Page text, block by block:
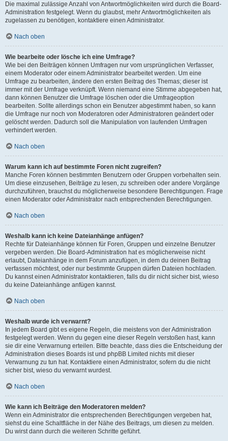
Die maximal zulässige Anzahl von Antwortmöglichkeiten wird durch die Board-
Administration festgelegt. Wenn du glaubst, mehr Antwortmöglichkeiten als
zugelassen zu benötigen, kontaktiere einen Administrator.
Nach oben
Wie bearbeite oder lösche ich eine Umfrage?
Wie bei den Beiträgen können Umfragen nur vom ursprünglichen Verfasser,
einem Moderator oder einem Administrator bearbeitet werden. Um eine
Umfrage zu bearbeiten, ändere den ersten Beitrag des Themas; dieser ist
immer mit der Umfrage verknüpft. Wenn niemand eine Stimme abgegeben hat,
dann können Benutzer die Umfrage löschen oder die Umfrageoption
bearbeiten. Sollte allerdings schon ein Benutzer abgestimmt haben, so kann
die Umfrage nur noch von Moderatoren oder Administratoren geändert oder
gelöscht werden. Dadurch soll die Manipulation von laufenden Umfragen
verhindert werden.
Nach oben
Warum kann ich auf bestimmte Foren nicht zugreifen?
Manche Foren können bestimmten Benutzern oder Gruppen vorbehalten sein.
Um diese einzusehen, Beiträge zu lesen, zu schreiben oder andere Vorgänge
durchzuführen, brauchst du möglicherweise besondere Berechtigungen. Frage
einen Moderator oder Administrator nach entsprechenden Berechtigungen.
Nach oben
Weshalb kann ich keine Dateianhänge anfügen?
Rechte für Dateianhänge können für Foren, Gruppen und einzelne Benutzer
vergeben werden. Die Board-Administration hat es möglicherweise nicht
erlaubt, Dateianhänge in dem Forum anzufügen, in dem du deinen Beitrag
verfassen möchtest, oder nur bestimmte Gruppen dürfen Dateien hochladen.
Du kannst einen Administrator kontaktieren, falls du dir nicht sicher bist, wieso
du keine Dateianhänge anfügen kannst.
Nach oben
Weshalb wurde ich verwarnt?
In jedem Board gibt es eigene Regeln, die meistens von der Administration
festgelegt werden. Wenn du gegen eine dieser Regeln verstoßen hast, kann
sie dir eine Verwarnung erteilen. Bitte beachte, dass dies die Entscheidung der
Administration dieses Boards ist und phpBB Limited nichts mit dieser
Verwarnung zu tun hat. Kontaktiere einen Administrator, sofern du die nicht
sicher bist, wieso du verwarnt wurdest.
Nach oben
Wie kann ich Beiträge den Moderatoren melden?
Wenn ein Administrator die entsprechenden Berechtigungen vergeben hat,
siehst du eine Schaltfläche in der Nähe des Beitrags, um diesen zu melden.
Du wirst dann durch die weiteren Schritte geführt.